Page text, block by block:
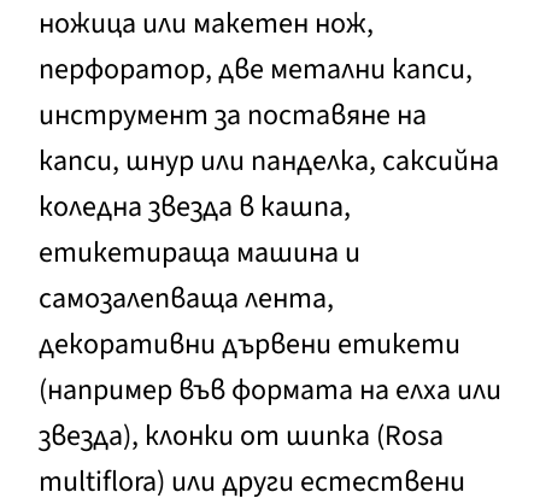
ножица или макетен нож,
перфоратор, две метални капси,
инструмент за поставяне на
капси, шнур или панделка, саксийна
коледна звезда в кашпа,
етикетираща машина и
самозалепваща лента,
декоративни дървени етикети
(например във формата на елха или
звезда), клонки от шипка (Rosa
multiflora) или други естествени